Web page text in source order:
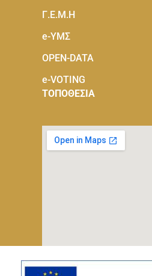
Γ.Ε.Μ.Η
e-ΥΜΣ
OPEN-DATA
e-VOTING
ΤΟΠΟΘΕΣΙΑ